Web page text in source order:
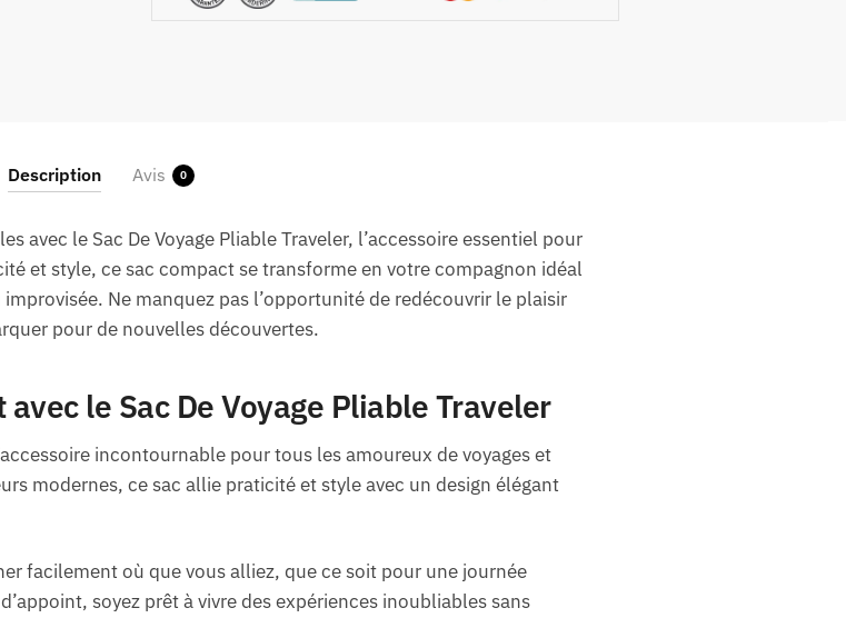
Description Avis 0
avec le Sac De Voyage Pliable Traveler, l’accessoire essentiel pour
et style, ce sac compact se transforme en votre compagnon idéal
Ne manquez pas l’opportunité de redécouvrir le plaisir
pour de nouvelles découvertes.
le Sac De Voyage Pliable Traveler
incontournable pour tous les amoureux de voyages et
modernes, ce sac allie praticité et style avec un design élégant
facilement où que vous alliez, que ce soit pour une journée
soyez prêt à vivre des expériences inoubliables sans